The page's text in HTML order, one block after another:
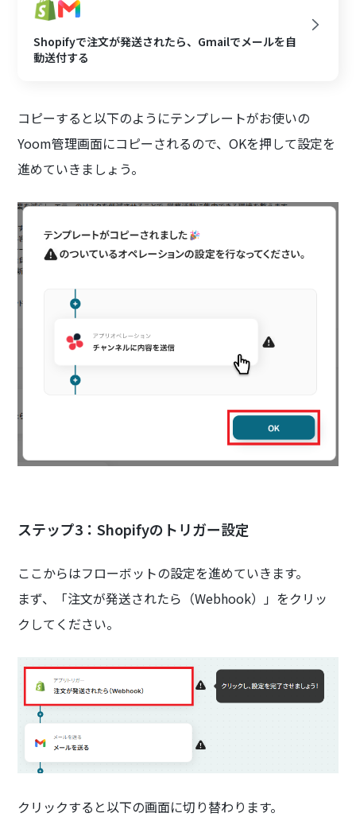
Shopifyで注文が発送されたら、Gmailでメールを自
動送付する
コピーすると以下のようにテンプレートがお使いの
Yoom管理画面にコピーされるので、OKを押して設定を
進めていきましょう。
ステップ3：Shopifyのトリガー設定
ここからはフローボットの設定を進めていきます。
まず、「注文が発送されたら（Webhook）」をクリッ
クしてください。
クリックすると以下の画面に切り替わります。